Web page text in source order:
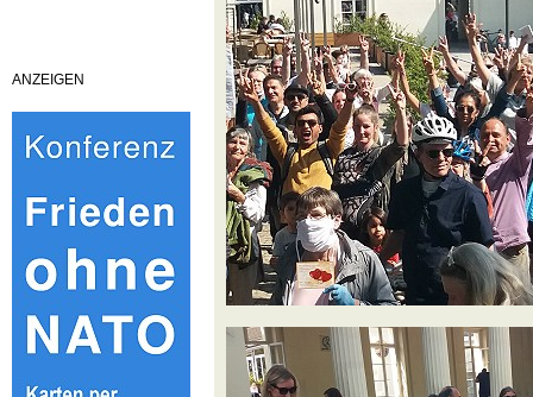
ANZEIGEN